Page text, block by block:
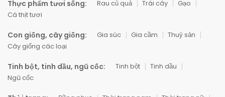
Thực phẩm tươi sống: Rau củ quả Trái cây
Gạo
Cá thịt tươi
Con giống, cây giống: Gia súc Gia cầm
Thuỷ sản
Cây giống các loại
Tinh bột, tinh dầu, ngũ cốc: Tinh bột
Tinh dầu
Ngũ cốc